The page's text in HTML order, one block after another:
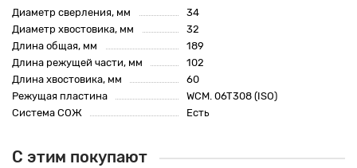
Диаметр сверления, мм
34
Диаметр хвостовика, мм
32
Длина общая, мм
189
Длина режущей части, мм
102
Длина хвостовика, мм
60
Режущая пластина
WCM. 06T308 (ISO)
Система СОЖ
Есть
С этим покупают